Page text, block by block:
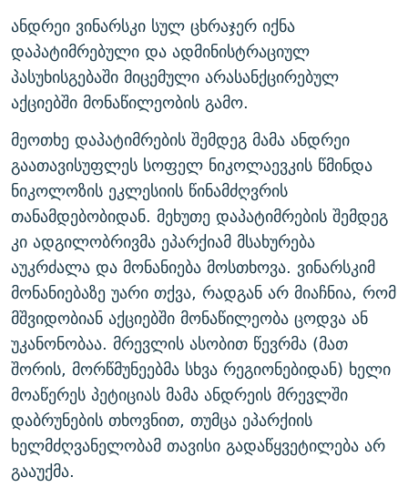
ანდრეი ვინარსკი სულ ცხრაჯერ იქნა
დაპატიმრებული და ადმინისტრაციულ
პასუხისგებაში მიცემული არასანქცირებულ
აქციებში მონაწილეობის გამო.
მეოთხე დაპატიმრების შემდეგ მამა ანდრეი
გაათავისუფლეს სოფელ ნიკოლაევკის წმინდა
ნიკოლოზის ეკლესიის წინამძღვრის
თანამდებობიდან. მეხუთე დაპატიმრების შემდეგ
კი ადგილობრივმა ეპარქიამ მსახურება
აუკრძალა და მონანიება მოსთხოვა. ვინარსკიმ
მონანიებაზე უარი თქვა, რადგან არ მიაჩნია, რომ
მშვიდობიან აქციებში მონაწილეობა ცოდვა ან
უკანონობაა. მრევლის ასობით წევრმა (მათ
შორის, მორწმუნეებმა სხვა რეგიონებიდან) ხელი
მოაწერეს პეტიციას მამა ანდრეის მრევლში
დაბრუნების თხოვნით, თუმცა ეპარქიის
ხელმძღვანელობამ თავისი გადაწყვეტილება არ
გააუქმა.